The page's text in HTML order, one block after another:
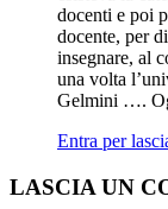
docenti e poi
docente, per
insegnare, al
una volta
Gelmini ….
Entra per
LASCIA UN